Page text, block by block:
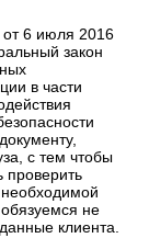
от 6 июля 2016
закон
в части
с тем чтобы
проверить
не
клиента.